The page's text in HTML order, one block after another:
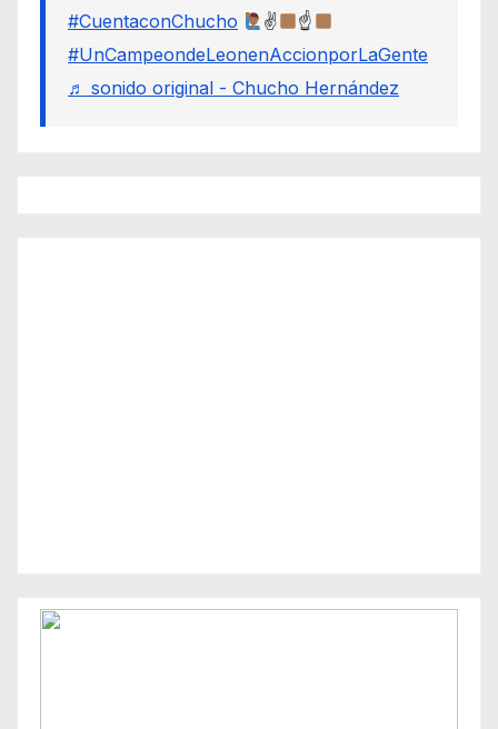
#CuentaconChucho
✌
☝
#UnCampeondeLeonenAccionporLaGente
♬ sonido original - Chucho Hernández